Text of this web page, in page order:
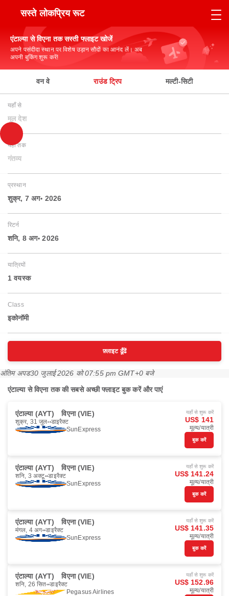
सस्ते लोकप्रिय रूट
एंटाल्या से विएना तक सस्ती फ्लाइट खोजें
अपने पसंदीदा स्थान पर विशेष उड़ान सौदों का आनंद लें। अब
अपनी बुकिंग शुरू करें!
वन वे राउंड ट्रिप मल्टी-सिटी
यहाँ से
मूल देश
यहाँ तक
गंतव्य
प्रस्थान
शुक्र, 7 अग॰ 2026
रिटर्न
शनि, 8 अग॰ 2026
यात्रियों
1 वयस्‍क
Class
इकोनॉमी
फ़्लाइट ढूँढें
अंतिम अपड30 जुलाई 2026 को 07:55 pm GMT+0 बजे
एंटाल्या से विएना तक की सबसे अच्छी फ्लाइट बुक करें और पाएं
एंटाल्या (AYT) विएना (VIE)
शुक्र, 31 जुल॰ डाइरैक्ट
SunExpress
यहाँ से शुरू करें
US$ 141
मूल्य/यात्री
बुक करें
एंटाल्या (AYT) विएना (VIE)
शनि, 3 अक्टू॰ डाइरैक्ट
SunExpress
यहाँ से शुरू करें
US$ 141.24
मूल्य/यात्री
बुक करें
एंटाल्या (AYT) विएना (VIE)
मंगल, 4 अग॰ डाइरैक्ट
SunExpress
यहाँ से शुरू करें
US$ 141.35
मूल्य/यात्री
बुक करें
एंटाल्या (AYT) विएना (VIE)
शनि, 26 सित॰ डाइरैक्ट
Pegasus Airlines
यहाँ से शुरू करें
US$ 152.96
मूल्य/यात्री